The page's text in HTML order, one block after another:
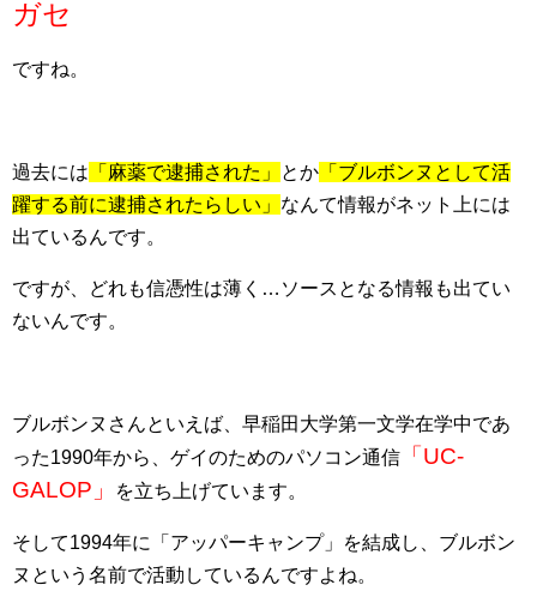
ガセ
ですね。
過去には 「麻薬で逮捕された」 とか 「ブルボンヌとして活
躍する前に逮捕されたらしい」 なんて情報がネット上には
出ているんです。
ですが、どれも信憑性は薄く…ソースとなる情報も出てい
ないんです。
ブルボンヌさんといえば、早稲田大学第一文学在学中であ
った1990年から、ゲイのためのパソコン通信
「UC-
GALOP」
を立ち上げています。
そして1994年に「アッパーキャンプ」を結成し、ブルボン
ヌという名前で活動しているんですよね。